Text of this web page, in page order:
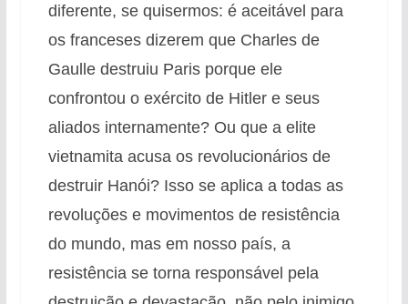
diferente, se quisermos: é aceitável para
os franceses dizerem que Charles de
Gaulle destruiu Paris porque ele
confrontou o exército de Hitler e seus
aliados internamente? Ou que a elite
vietnamita acusa os revolucionários de
destruir Hanói? Isso se aplica a todas as
revoluções e movimentos de resistência
do mundo, mas em nosso país, a
resistência se torna responsável pela